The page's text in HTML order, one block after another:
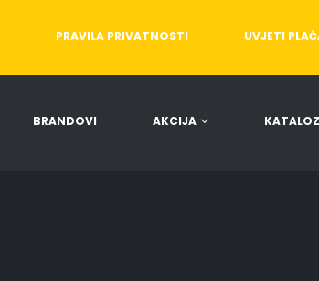
PRAVILA PRIVATNOSTI UVJETI
BRANDOVI AKCIJA